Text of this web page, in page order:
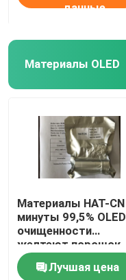
данные
Материалы OLED
Материалы HAT-CN
минуты 99,5% OLED
очищенности
желтеют порошок
CAS 105598-27-4
Лучшая цена